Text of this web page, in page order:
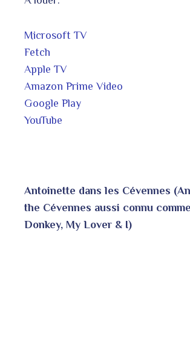
Microsoft TV
Fetch
Apple TV
Amazon Prime Video
Google Play
YouTube
Antoinette dans les Cévennes
the Cévennes aussi connu
Donkey, My Lover & I)